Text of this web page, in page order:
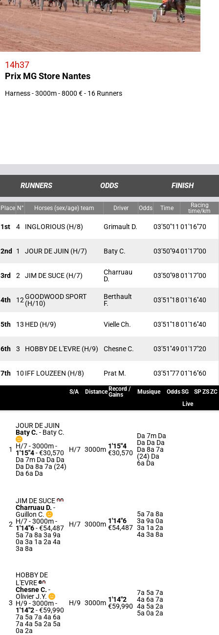
14h37
Prix MG Store Nantes
Harness - 3000m - 8000 € - 16 Runners
RUNNERS ODDS FINISH
Place N° Horses (sex/age) team Driver Odds Time
Racing
time/km
1st 4 INGLORIOUS (H/8) Grimault D. 03'50''11 01'16''70
2nd 1 JOUR DE JUIN (H/7) Baty C. 03'50''9401'17''00
3rd 2 JIM DE SUCE (H/7)
Charruau
D.
03'50''9801'17''00
4th 12GOODWOOD SPORT
(H/10)
Berthault
F.
03'51''1801'16''40
5th 13 HED (H/9) Vielle Ch. 03'51''1801'16''40
6th 3 HOBBY DE L'EVRE (H/9) Chesne C. 03'51''4901'17''20
7th 10 IFF LOUZEEN (H/8) Prat M. 03'51''7701'16''60
S/A Distance Record /
Gains
Musique OddsSG SPZSZC
Live
1
JOUR DE JUIN
Baty C. - Baty C.
H/7 - 3000m-
1'15"4- €30,570
Da 7m Da Da Da
Da Da 8a 7a (24)
Da 6a Da
H/7 3000m 1'15"4
€30,570
Da 7m Da
Da Da Da
Da 8a 7a
(24) Da
6a Da
2
JIM DE SUCE
Charruau D. -
Guillon C.
H/7 - 3000m-
1'14"6- €54,487
5a 7a 8a 3a 9a
0a 3a 1a 2a 4a
3a 8a
H/7 3000m 1'14"6
€54,487
5a 7a 8a
3a 9a 0a
3a 1a 2a
4a 3a 8a
3
HOBBY DE
L'EVRE
Chesne C. -
Olivier J.Y.
H/9 - 3000m-
1'14"2- €59,990
7a 5a 7a 4a 6a
7a 4a 5a 2a 5a
0a 2a
H/9 3000m 1'14"2
€59,990
7a 5a 7a
4a 6a 7a
4a 5a 2a
5a 0a 2a